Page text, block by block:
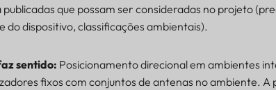
que possam ser consideradas no projeto
do dispositivo, classificações ambientais).
sentido: Posicionamento direcional em ambientes
fixos com conjuntos de antenas no ambiente. A